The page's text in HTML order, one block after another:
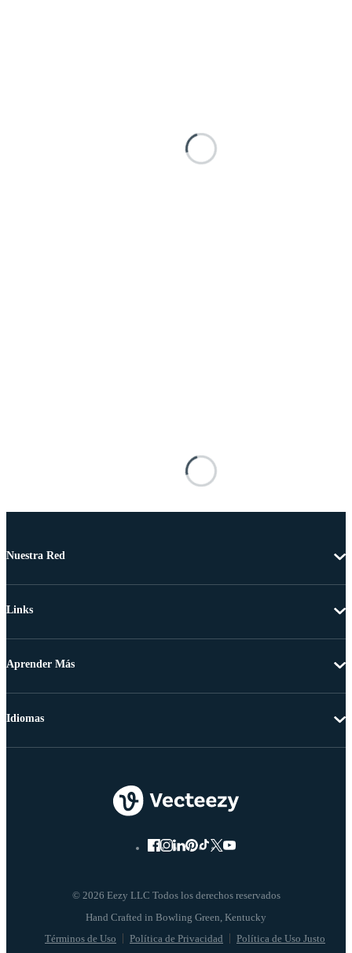
Nuestra Red
Links
Aprender Más
© 2026 Eezy LLC Todos los derechos reservados
Términos de Uso Política de Privacidad Política de Uso Justo
Idiomas